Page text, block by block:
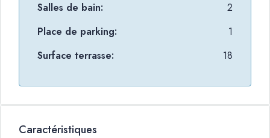
Salles de bain:
2
Place de parking:
1
Surface terrasse:
18
Caractéristiques